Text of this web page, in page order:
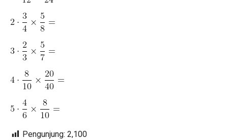
Pengunjung: 2,100